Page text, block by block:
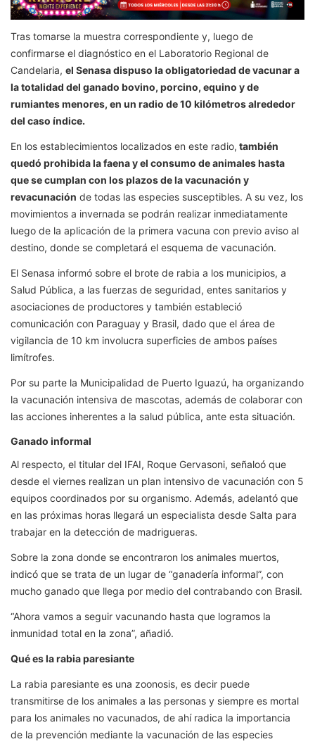
Tras tomarse la muestra correspondiente y, luego de
confirmarse el diagnóstico en el Laboratorio Regional de
Candelaria, el Senasa dispuso la obligatoriedad de vacunar a
la totalidad del ganado bovino, porcino, equino y de
rumiantes menores, en un radio de 10 kilómetros alrededor
del caso índice.
En los establecimientos localizados en este radio, también
quedó prohibida la faena y el consumo de animales hasta
que se cumplan con los plazos de la vacunación y
revacunación de todas las especies susceptibles. A su vez, los
movimientos a invernada se podrán realizar inmediatamente
luego de la aplicación de la primera vacuna con previo aviso al
destino, donde se completará el esquema de vacunación.
El Senasa informó sobre el brote de rabia a los municipios, a
Salud Pública, a las fuerzas de seguridad, entes sanitarios y
asociaciones de productores y también estableció
comunicación con Paraguay y Brasil, dado que el área de
vigilancia de 10 km involucra superficies de ambos países
limítrofes.
Por su parte la Municipalidad de Puerto Iguazú, ha organizando
la vacunación intensiva de mascotas, además de colaborar con
las acciones inherentes a la salud pública, ante esta situación.
Ganado informal
Al respecto, el titular del IFAI, Roque Gervasoni, señaloó que
desde el viernes realizan un plan intensivo de vacunación con 5
equipos coordinados por su organismo. Además, adelantó que
en las próximas horas llegará un especialista desde Salta para
trabajar en la detección de madrigueras.
Sobre la zona donde se encontraron los animales muertos,
indicó que se trata de un lugar de “ganadería informal”, con
mucho ganado que llega por medio del contrabando con Brasil.
“Ahora vamos a seguir vacunando hasta que logramos la
inmunidad total en la zona”, añadió.
Qué es la rabia paresiante
La rabia paresiante es una zoonosis, es decir puede
transmitirse de los animales a las personas y siempre es mortal
para los animales no vacunados, de ahí radica la importancia
de la prevención mediante la vacunación de las especies